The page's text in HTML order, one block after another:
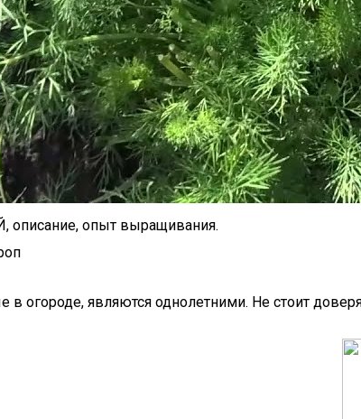
опыт выращивания.
в огороде, являются однолетними. Не стоит